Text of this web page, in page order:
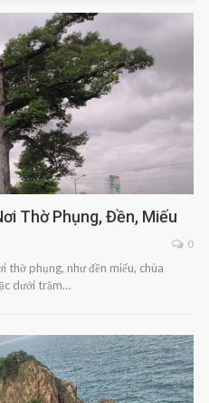
Thờ Phụng, Đền, Miếu
0
thờ phụng, như đền miếu, chùa
dưới trăm…